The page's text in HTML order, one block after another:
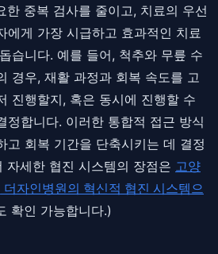
한 중복 검사를 줄이고, 치료의 우선
에게 가장 시급하고 효과적인 치료
습니다. 예를 들어, 척추와 무릎 수
경우, 재활 과정과 회복 속도를 고
진행할지, 혹은 동시에 진행할 수
정합니다. 이러한 통합적 접근 방식
고 회복 기간을 단축시키는 데 결정
자세한 협진 시스템의 장점은 고양
자인병원의 혁신적 협진 시스템으
확인 가능합니다.)